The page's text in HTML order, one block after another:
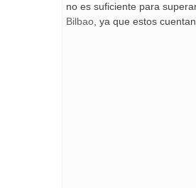
no es suficiente para
Bilbao , ya que estos